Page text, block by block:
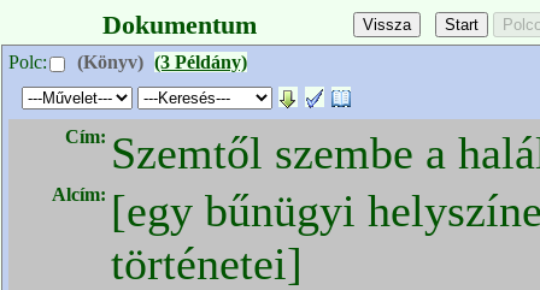
Dokumentum
Polc: (Könyv) (3 Példány)
Cím: Szemtől szembe a
Alcím: [egy bűnügyi
történetei]